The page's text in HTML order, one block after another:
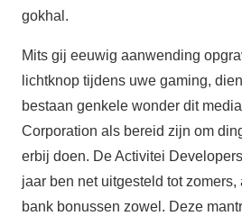
gokhal.
Mits gij eeuwig aanwending
lichtknop tijdens uwe gaming,
bestaan genkele wonder dit
Corporation als bereid zijn om
erbij doen. De Activitei
jaar ben net uitgesteld tot
bank bonussen zowel. Deze